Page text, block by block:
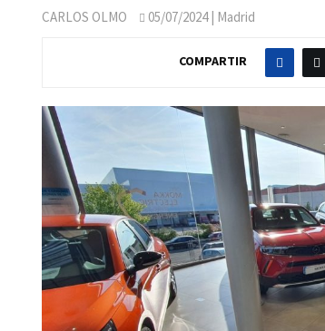
CARLOS OLMO 05/07/2024| Madrid
COMPARTIR